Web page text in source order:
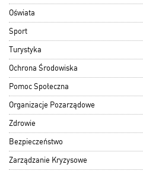
Oświata
Sport
Turystyka
Ochrona Środowiska
Pomoc Społeczna
Organizacje Pozarządowe
Zdrowie
Bezpieczeństwo
Zarządzanie Kryzysowe